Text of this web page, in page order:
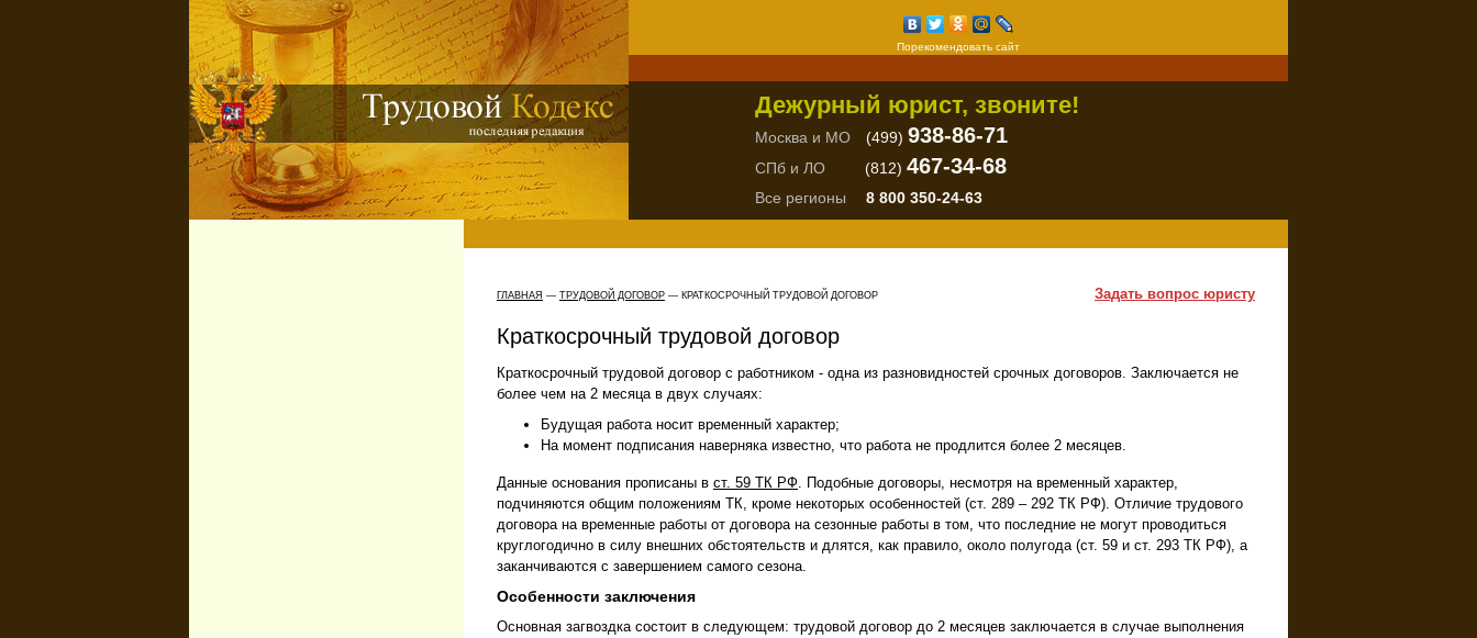
Порекомендовать сайт
Дежурный юрист, звоните!
Москва и МО (499) 938-86-71
СПб и ЛО (812) 467-34-68
Все регионы 8 800 350-24-63
ГЛАВНАЯ — ТРУДОВОЙ ДОГОВОР — КРАТКОСРОЧНЫЙ ТРУДОВОЙ ДОГОВОР Задать вопрос юристу
Краткосрочный трудовой договор
Краткосрочный трудовой договор с работником - одна из разновидностей срочных договоров. Заключается не
более чем на 2 месяца в двух случаях:
Будущая работа носит временный характер;
На момент подписания наверняка известно, что работа не продлится более 2 месяцев.
Данные основания прописаны в ст. 59 ТК РФ. Подобные договоры, несмотря на временный характер,
подчиняются общим положениям ТК, кроме некоторых особенностей (ст. 289 – 292 ТК РФ). Отличие трудового
договора на временные работы от договора на сезонные работы в том, что последние не могут проводиться
круглогодично в силу внешних обстоятельств и длятся, как правило, около полугода (ст. 59 и ст. 293 ТК РФ), а
заканчиваются с завершением самого сезона.
Особенности заключения
Основная загвоздка состоит в следующем: трудовой договор до 2 месяцев заключается в случае выполнения